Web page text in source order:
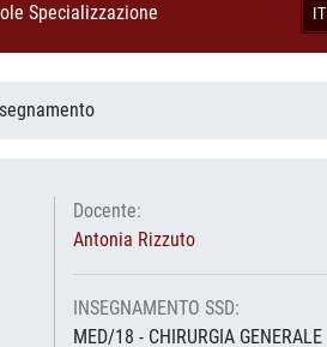
IT
Specializzazione
Docente:
Antonia Rizzuto
INSEGNAMENTO SSD:
MED/18 - CHIRURGIA GENERALE